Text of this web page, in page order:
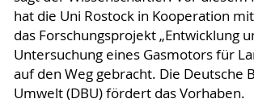
hat die Uni Rostock in Kooperation
das Forschungsprojekt „Entwicklung
Untersuchung eines Gasmotors für
auf den Weg gebracht. Die Deutsche
Umwelt (DBU) fördert das Vorhaben.